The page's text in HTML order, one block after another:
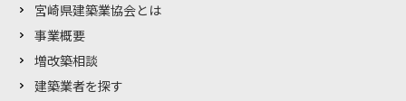
宮崎県建築業協会とは
事業概要
増改築相談
建築業者を探す